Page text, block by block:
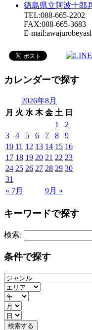
徳島県立阿波十郎
TEL:088-665-2202
FAX:088-665-3683
E-
カレンダーで探す
2026年8月
月 火 水 木 金 土 日
« 7月 9月 »
1
2
3
4 5 6 7 8
9
10 11 12 13 14 15 16
17 18 19 20 21 22 23
24 25 26 27 28 29 30
31
キーワードで探す
検索:
条件で探す